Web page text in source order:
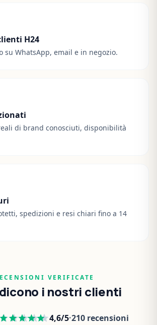
H24
su WhatsApp, email e in negozio.
di brand conosciuti, disponibilità
spedizioni e resi chiari fino a 14
VERIFICATE
i nostri clienti
4,6/5·210 recensioni